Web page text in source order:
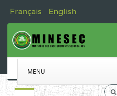
Français English
MENU